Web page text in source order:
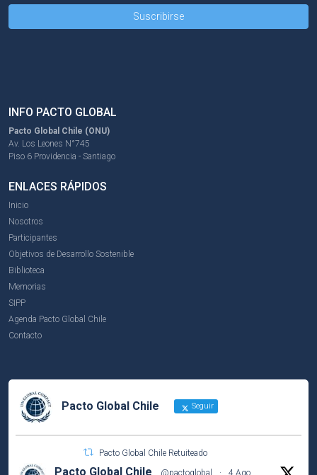
INFO PACTO GLOBAL
Pacto Global Chile (ONU)
Av. Los Leones N°745
Piso 6 Providencia - Santiago
ENLACES RÁPIDOS
Inicio
Nosotros
Participantes
Objetivos de Desarrollo Sostenible
Biblioteca
Memorias
SIPP
Agenda Pacto Global Chile
Contacto
Pacto Global Chile Seguir
Pacto Global Chile Retuiteado
Pacto Global Chile @pactoglobal · 4 Ago